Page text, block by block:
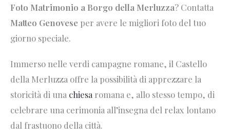
Foto Matrimonio a Borgo della Merluzza? Contatta
Matteo Genovese per avere le migliori foto del tuo
giorno speciale.
Immerso nelle verdi campagne romane, il Castello
della Merluzza offre la possibilità di apprezzare la
storicità di una chiesa romana e, allo stesso tempo, di
celebrare una cerimonia all’insegna del relax lontano
dal frastuono della città.